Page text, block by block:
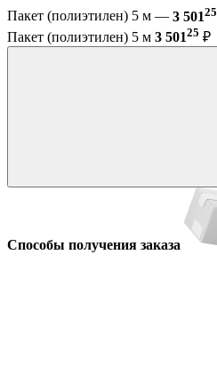
Пакет (полиэтилен) 5 м — 3 50125
Пакет (полиэтилен) 5 м 3 50125 ₽
Способы получения заказа